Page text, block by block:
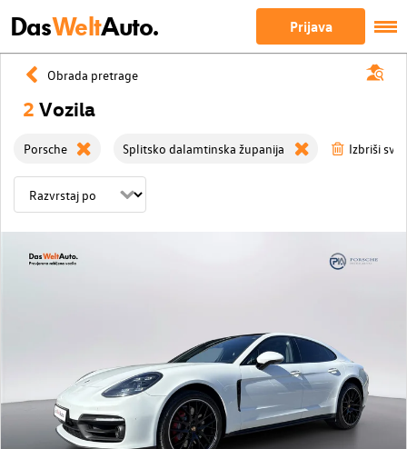
DasWeltAuto. Prijava
Obrada pretrage
2 Vozila
Porsche Splitsko dalamtinska županija Izbriši sve